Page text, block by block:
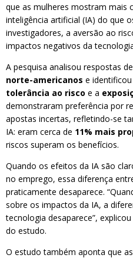
que as mulheres mostram mais
inteligência artificial (IA) do que
investigadores, a aversão ao
impactos negativos da
A pesquisa analisou respostas
norte-americanos e
tolerância ao risco e a
demonstraram preferência por
apostas incertas, refletindo-se
IA: eram cerca de 11% mais
riscos superam os benefícios.
Quando os efeitos da IA são
no emprego, essa diferença
praticamente desaparece.
sobre os impactos da IA, a
tecnologia desaparece”, explicou
do estudo.
O estudo também aponta que